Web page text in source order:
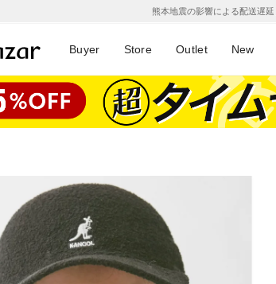
熊本地震の影響による配送遅延
Buyer Store Outlet New